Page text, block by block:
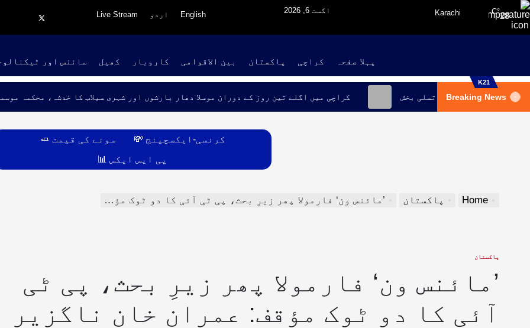
28
°C
Karachi اگست 6, 2026 English اردو Live Stream
پہلا صفحہ کراچی پاکستان بین الاقوامی کاروبار کھیل سائنس اور
K21
Breaking News کراچی میں اگلے تین روز کے دوران موسلا دھار بارشوں اور شہری سیلاب کا خدشہ، رپورٹ، صحت کو قرار دیا گیا تسلی بخش
کرنسی-ایکسچینج 💸
سونے کی قیمت 🧈
پی ایس ایکس 📊
Home پاکستان ’مائنس ون‘ فارمولا پھر زیرِ بحث، پی ٹی آئی کا دو ٹوک مؤقف: عمران خان ناگزیر ہیں
پاکستان
’مائنس ون‘ فارمولا پھر زیرِ بحث، پی ٹی
آئی کا دو ٹوک مؤقف: عمران خان ناگزیر